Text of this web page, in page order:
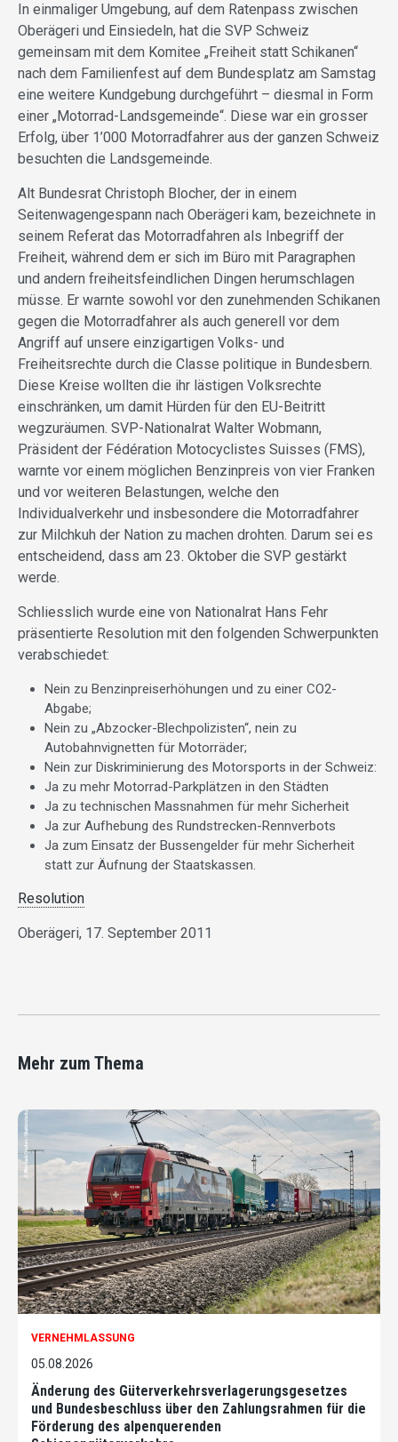
In einmaliger Umgebung, auf dem Ratenpass zwischen
Oberägeri und Einsiedeln, hat die SVP Schweiz
gemeinsam mit dem Komitee „Freiheit statt Schikanen“
nach dem Familienfest auf dem Bundesplatz am Samstag
eine weitere Kundgebung durchgeführt – diesmal in Form
einer „Motorrad-Landsgemeinde“. Diese war ein grosser
Erfolg, über 1’000 Motorradfahrer aus der ganzen Schweiz
besuchten die Landsgemeinde.
Alt Bundesrat Christoph Blocher, der in einem
Seitenwagengespann nach Oberägeri kam, bezeichnete in
seinem Referat das Motorradfahren als Inbegriff der
Freiheit, während dem er sich im Büro mit Paragraphen
und andern freiheitsfeindlichen Dingen herumschlagen
müsse. Er warnte sowohl vor den zunehmenden Schikanen
gegen die Motorradfahrer als auch generell vor dem
Angriff auf unsere einzigartigen Volks- und
Freiheitsrechte durch die Classe politique in Bundesbern.
Diese Kreise wollten die ihr lästigen Volksrechte
einschränken, um damit Hürden für den EU-Beitritt
wegzuräumen. SVP-Nationalrat Walter Wobmann,
Präsident der Fédération Motocyclistes Suisses (FMS),
warnte vor einem möglichen Benzinpreis von vier Franken
und vor weiteren Belastungen, welche den
Individualverkehr und insbesondere die Motorradfahrer
zur Milchkuh der Nation zu machen drohten. Darum sei es
entscheidend, dass am 23. Oktober die SVP gestärkt
werde.
Schliesslich wurde eine von Nationalrat Hans Fehr
präsentierte Resolution mit den folgenden Schwerpunkten
verabschiedet:
Nein zu Benzinpreiserhöhungen und zu einer CO2-
Abgabe;
Nein zu „Abzocker-Blechpolizisten“, nein zu
Autobahnvignetten für Motorräder;
Nein zur Diskriminierung des Motorsports in der Schweiz:
Ja zu mehr Motorrad-Parkplätzen in den Städten
Ja zu technischen Massnahmen für mehr Sicherheit
Ja zur Aufhebung des Rundstrecken-Rennverbots
Ja zum Einsatz der Bussengelder für mehr Sicherheit
statt zur Äufnung der Staatskassen.
Resolution
Oberägeri, 17. September 2011
Mehr zum Thema
VERNEHMLASSUNG
05.08.2026
Änderung des Güterverkehrsverlagerungsgesetzes
und Bundesbeschluss über den Zahlungsrahmen für die
Förderung des alpenquerenden